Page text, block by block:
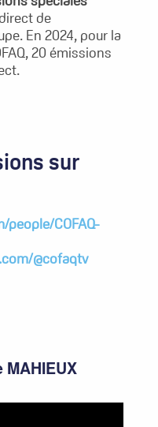
de
En 2024, pour la
20 émissions
sur
COFAQ-
@cofaqtv